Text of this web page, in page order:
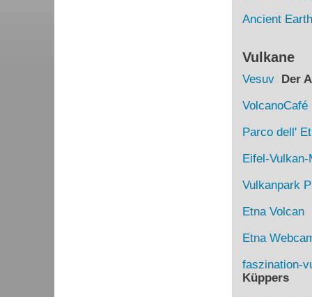
Ancient
Vulkane
VesuvDer
VolcanoCafé
Parco dell'
Eifel-Vulkan-
Vulkanpark
Etna Volcan
Etna
faszination-
Küppers